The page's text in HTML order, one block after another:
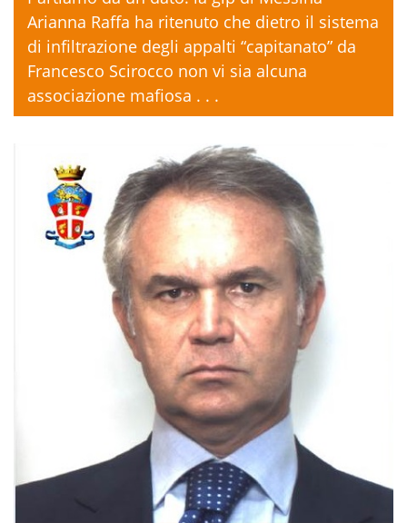
Arianna Raffa ha ritenuto che dietro il sistema
di infiltrazione degli appalti “capitanato” da
Francesco Scirocco non vi sia alcuna
associazione mafiosa . . .